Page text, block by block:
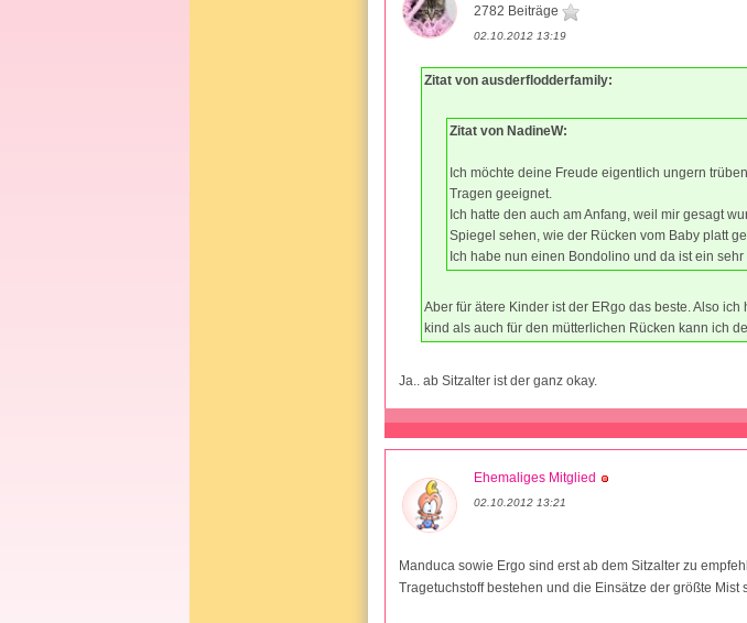
2782 Beiträge
02.10.2012 13:19
Zitat von ausderflodderfamily:
Zitat von NadineW:
Ich möchte deine Freude eigentlich ungern
Tragen geeignet.
Ich hatte den auch am Anfang, weil mir gesagt
Spiegel sehen, wie der Rücken vom Baby platt
Ich habe nun einen Bondolino und da ist ein
Aber für ätere Kinder ist der ERgo das beste. Also
kind als auch für den mütterlichen Rücken kann ich
Ja.. ab Sitzalter ist der ganz okay.
Ehemaliges Mitglied
02.10.2012 13:21
Manduca sowie Ergo sind erst ab dem Sitzalter zu
Tragetuchstoff bestehen und die Einsätze der größte Mist